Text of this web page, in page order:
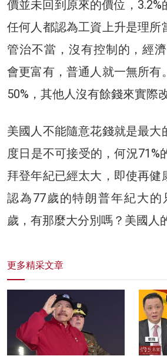
價並未回到原來的價位，3.2%
任何人都認為工資上升是理所
管治不當，沒有控制的，經
會更富有，普通人就一無所有
50%，其他人沒有餘錢來實際
美國人不能隨意花錢就是最大
度日是不可接受的，何況71%
拜登年紀已經太大，即使再健
認為77歲的特朗普年紀大的
歲，有那麼大分別嗎？美國人
更多精采文章